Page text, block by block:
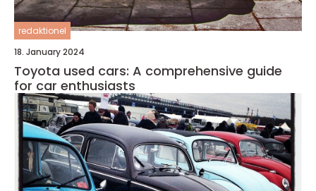
redaktionel
18. January 2024
Toyota used cars: A comprehensive guide
for car enthusiasts